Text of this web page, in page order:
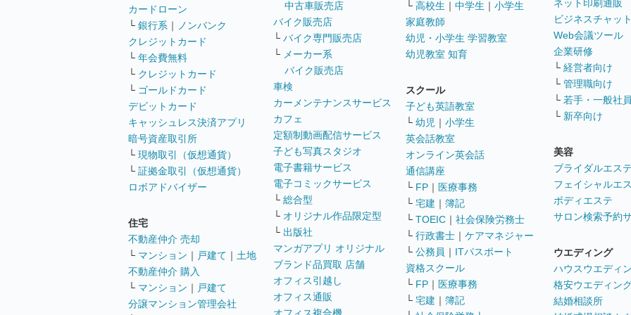
カードローン
└ 銀行系 ｜
ノンバンク
クレジットカード
└ 年会費無料
└ クレジットカード
└ ゴールドカード
デビットカード
キャッシュレス決済アプリ
暗号資産取引所
└ 現物取引（仮想通貨）
└ 証拠金取引（仮想通貨）
ロボアドバイザー
住宅
不動産仲介 売却
└ マンション ｜ 戸建て ｜ 土地
不動産仲介 購入
└ マンション ｜ 戸建て
分譲マンション管理会社
中古車販売店
バイク販売店
└ バイク専門販売店
└ メーカー系
バイク販売店
車検
カーメンテナンスサービス
カフェ
定額制動画配信サービス
子ども写真スタジオ
電子書籍サービス
電子コミックサービス
└ 総合型
└ オリジナル作品限定型
└ 出版社
マンガアプリ オリジナル
ブランド品買取 店舗
オフィス引越し
オフィス通販
└ 高校生 ｜ 中学生 ｜ 小学生
家庭教師
幼児・小学生 学習教室
幼児教室 知育
スクール
子ども英語教室
└ 幼児 ｜ 小学生
英会話教室
オンライン英会話
通信講座
└ FP ｜ 医療事務
└ 宅建 ｜ 簿記
└ TOEIC ｜ 社会保険労務士
└ 行政書士 ｜ ケアマネジャー
└ 公務員 ｜ ITパスポート
資格スクール
└ FP ｜ 医療事務
└ 宅建 ｜ 簿記
ネット印刷通販
ビジネスチャッ
Web会議ツール
企業研修
└ 経営者向け
└ 管理職向け
└ 若手・一般社
└ 新卒向け
美容
ブライダルエス
フェイシャルエ
ボディエステ
サロン検索予約
ウエディング
ハウスウエディ
格安ウエディン
結婚相談所